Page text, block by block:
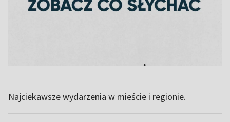
Najciekawsze wydarzenia w mieście i regionie.